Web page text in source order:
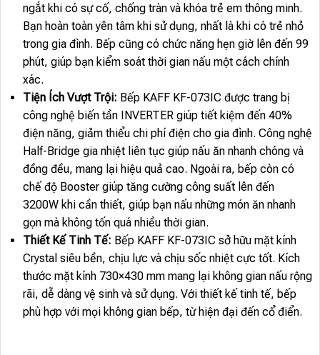
ngắt khi có sự cố, chống tràn và khóa trẻ em thông minh.
Bạn hoàn toàn yên tâm khi sử dụng, nhất là khi có trẻ nhỏ
trong gia đình. Bếp cũng có chức năng hẹn giờ lên đến 99
phút, giúp bạn kiểm soát thời gian nấu một cách chính
xác.
Tiện Ích Vượt Trội: Bếp KAFF KF-073IC được trang bị
công nghệ biến tần INVERTER giúp tiết kiệm đến 40%
điện năng, giảm thiểu chi phí điện cho gia đình. Công nghệ
Half-Bridge gia nhiệt liên tục giúp nấu ăn nhanh chóng và
đồng đều, mang lại hiệu quả cao. Ngoài ra, bếp còn có
chế độ Booster giúp tăng cường công suất lên đến
3200W khi cần thiết, giúp bạn nấu những món ăn nhanh
gọn mà không tốn quá nhiều thời gian.
Thiết Kế Tinh Tế: Bếp KAFF KF-073IC sở hữu mặt kính
Crystal siêu bền, chịu lực và chịu sốc nhiệt cực tốt. Kích
thước mặt kính 730×430 mm mang lại không gian nấu rộng
rãi, dễ dàng vệ sinh và sử dụng. Với thiết kế tinh tế, bếp
phù hợp với mọi không gian bếp, từ hiện đại đến cổ điển.